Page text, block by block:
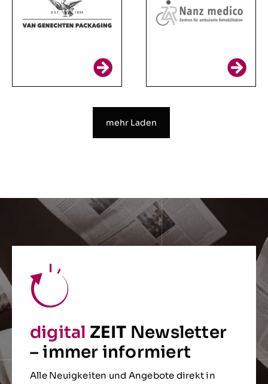
mehr Laden
digital ZEIT Newsletter
– immer informiert
Alle Neuigkeiten und Angebote direkt in